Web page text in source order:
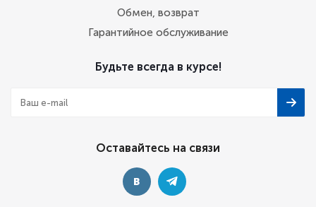
Обмен, возврат
Гарантийное обслуживание
Будьте всегда в курсе!
Оставайтесь на связи